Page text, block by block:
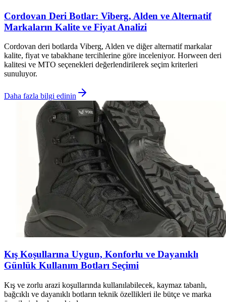
Cordovan Deri Botlar: Viberg, Alden ve Alternatif
Markaların Kalite ve Fiyat Analizi
Cordovan deri botlarda Viberg, Alden ve diğer alternatif markalar
kalite, fiyat ve tabakhane tercihlerine göre inceleniyor. Horween deri
kalitesi ve MTO seçenekleri değerlendirilerek seçim kriterleri
sunuluyor.
Daha fazla bilgi edinin
Kış Koşullarına Uygun, Konforlu ve Dayanıklı
Günlük Kullanım Botları Seçimi
Kış ve zorlu arazi koşullarında kullanılabilecek, kaymaz tabanlı,
bağcıklı ve dayanıklı botların teknik özellikleri ile bütçe ve marka